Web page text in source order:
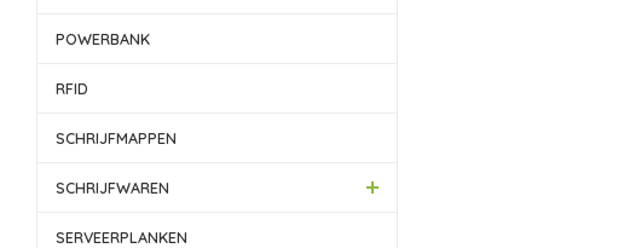
POWERBANK
RFID
SCHRIJFMAPPEN
SCHRIJFWAREN
SERVEERPLANKEN